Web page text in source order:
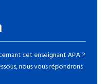
cet enseignant APA ?
nous vous répondrons